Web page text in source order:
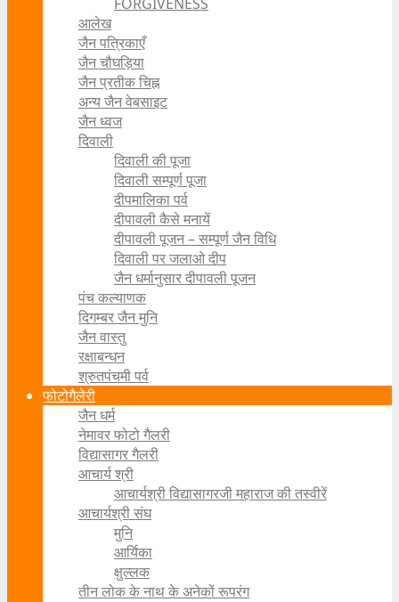
आलेख
जैन पत्रिकाएँ
जैन चौघड़िया
जैन प्रतीक चिह्न
अन्य जैन वेबसाइट
जैन ध्वज
दिवाली
दिवाली की पूजा
दिवाली सम्पूर्ण पूजा
दीपमालिका पर्व
दीपावली कैसे मनायें
दीपावली पूजन – सम्पूर्ण जैन विधि
दिवाली पर जलाओ दीप
जैन धर्मानुसार दीपावली पूजन
पंच कल्याणक
दिगम्बर जैन मुनि
जैन वास्तु
रक्षाबन्धन
श्रुतपंचमी पर्व
फोटोगैलेरी
जैन धर्म
नेमावर फोटो गैलरी
विद्यासागर गैलरी
आचार्य श्री
आचार्यश्री विद्यासागरजी महाराज की तस्वीरें
आचार्यश्री संघ
मुनि
आर्यिका
क्षुल्लक
तीन लोक के नाथ के अनेकों रूपरंग